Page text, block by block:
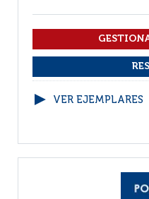
VER EJEMPLARES